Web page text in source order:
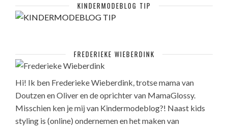
KINDERMODEBLOG TIP
FREDERIEKE WIEBERDINK
Hi! Ik ben Frederieke Wieberdink, trotse mama van
Doutzen en Oliver en de oprichter van MamaGlossy.
Misschien ken je mij van Kindermodeblog?! Naast kids
styling is (online) ondernemen en het maken van